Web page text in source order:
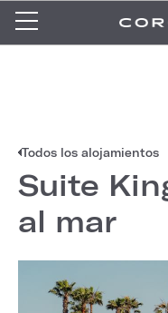
Todos los alojamientos
Suite
al mar